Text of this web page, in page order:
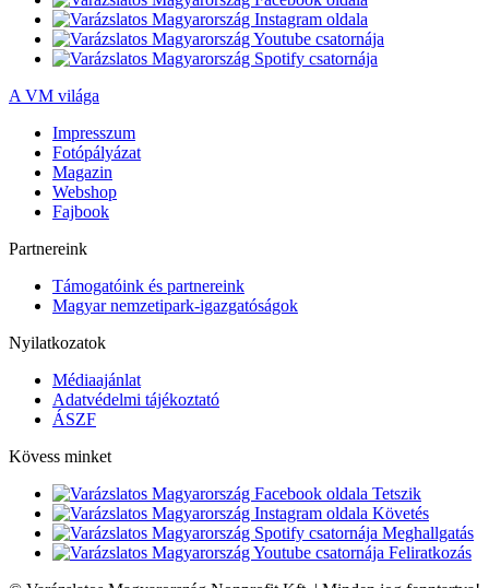
A VM világa
Impresszum
Fotópályázat
Magazin
Webshop
Fajbook
Partnereink
Támogatóink és partnereink
Magyar nemzetipark-igazgatóságok
Nyilatkozatok
Médiaajánlat
Adatvédelmi tájékoztató
ÁSZF
Kövess minket
Tetszik
Követés
Meghallgatás
Feliratkozás